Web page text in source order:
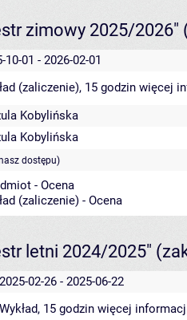
zimowy 2025/2026"
10-01 - 2026-02-01
(zaliczenie), 15 godzin więcej
Kobylińska
Kobylińska
dostępu)
- Ocena
(zaliczenie) - Ocena
letni 2024/2025"
2025-02-26 - 2025-06-22
Wykład, 15 godzin więcej